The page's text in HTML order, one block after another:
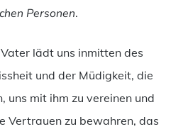
Personen.
lädt uns inmitten des
und der Müdigkeit, die
uns mit ihm zu vereinen und
Vertrauen zu bewahren, das